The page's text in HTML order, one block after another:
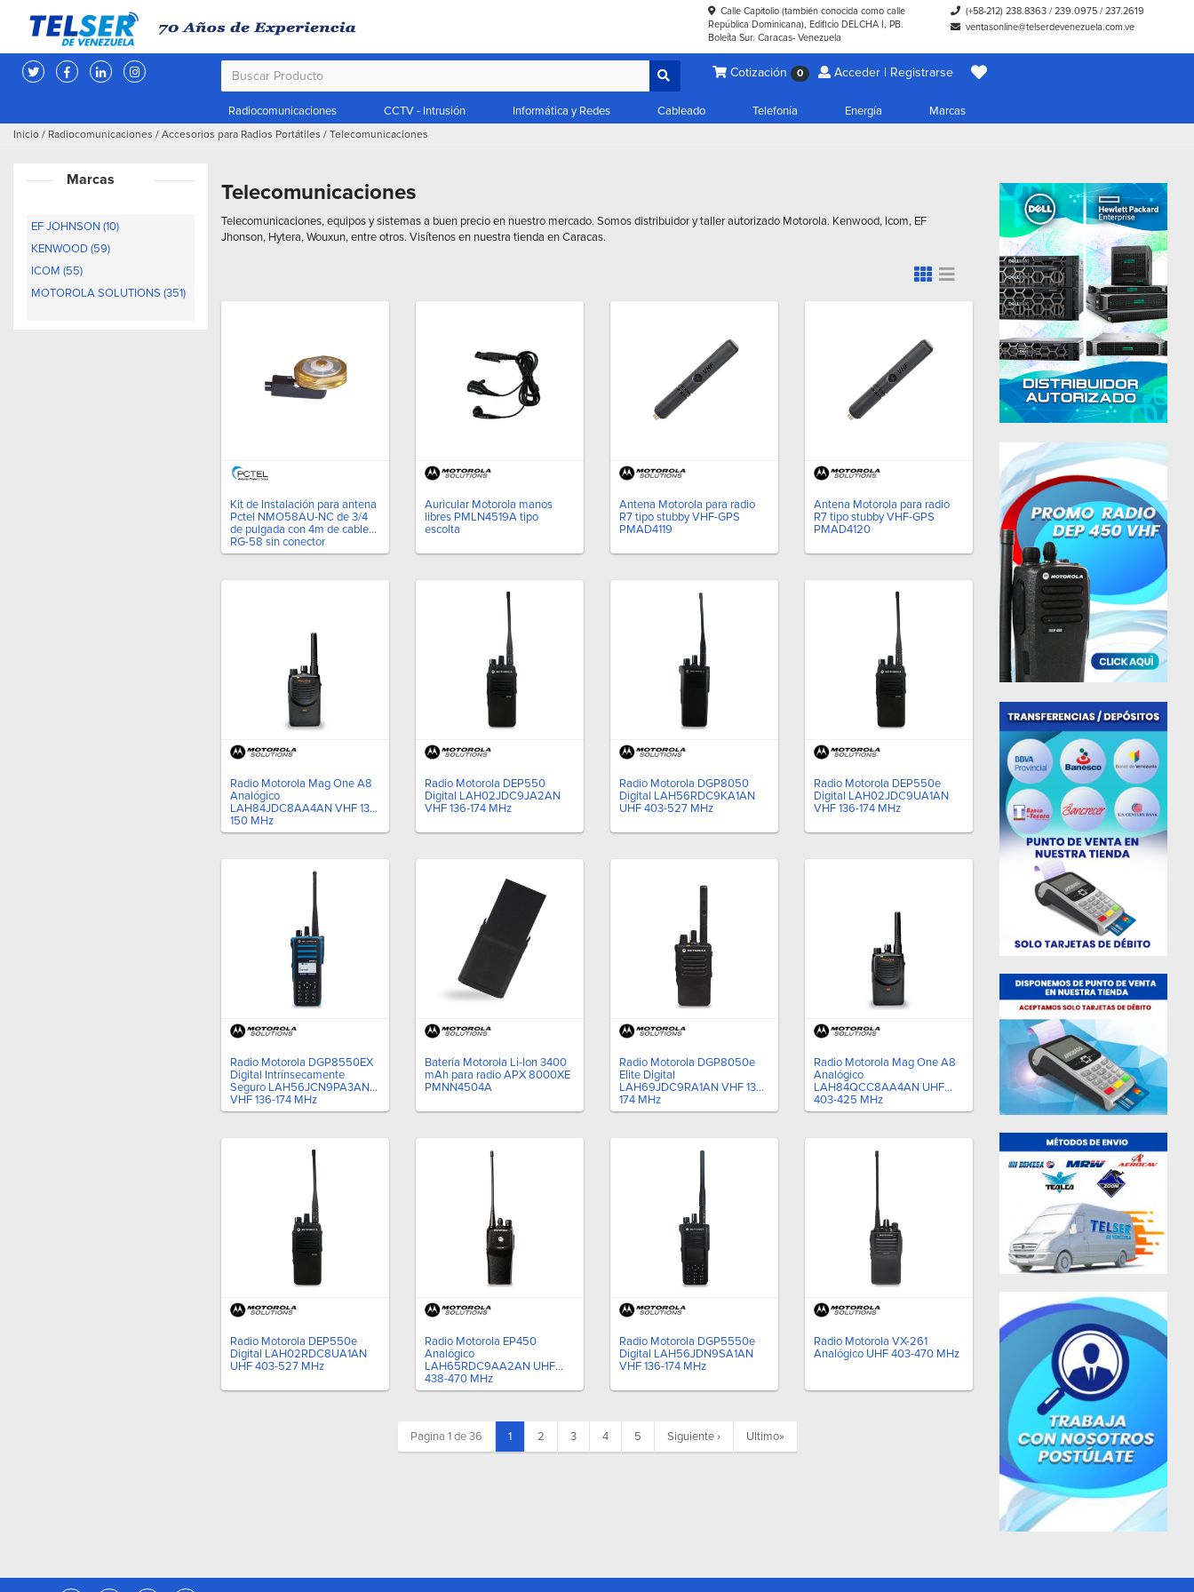
Calle Capitolio (también conocida como calle
República Dominicana), Edificio DELCHA I, PB.
Boleíta Sur. Caracas- Venezuela
(+58-212) 238.8363 /239.0975 /237.2619
ventasonline@telserdevenezuela.com.ve
Cotización 0 Acceder | Registrarse
Radiocomunicaciones CCTV - Intrusión Informática y Redes Cableado Telefonía Energía Marcas
Inicio / Radiocomunicaciones / Accesorios para Radios Portátiles / Telecomunicaciones
Marcas
EF JOHNSON (10)
KENWOOD (59)
ICOM (55)
MOTOROLA SOLUTIONS (351)
Telecomunicaciones
Telecomunicaciones, equipos y sistemas a buen precio en nuestro mercado. Somos distribuidor y taller autorizado Motorola. Kenwood, Icom, EF
Jhonson, Hytera, Wouxun, entre otros. Visítenos en nuestra tienda en Caracas.
Kit de Instalación para antena
Pctel NMO58AU-NC de 3/4
de pulgada con 4m de cable
RG-58 sin conector
Auricular Motorola manos
libres PMLN4519A tipo
escolta
Antena Motorola para radio
R7 tipo stubby VHF-GPS
PMAD4119
Antena Motorola para radio
R7 tipo stubby VHF-GPS
PMAD4120
Radio Motorola Mag One A8
Analógico
LAH84JDC8AA4AN VHF 136-
150 MHz
Radio Motorola DEP550
Digital LAH02JDC9JA2AN
VHF 136-174 MHz
Radio Motorola DGP8050
Digital LAH56RDC9KA1AN
UHF 403-527 MHz
Radio Motorola DEP550e
Digital LAH02JDC9UA1AN
VHF 136-174 MHz
Radio Motorola DGP8550EX
Digital Intrínsecamente
Seguro LAH56JCN9PA3AN
VHF 136-174 MHz
Batería Motorola Li-Ion 3400
mAh para radio APX 8000XE
PMNN4504A
Radio Motorola DGP8050e
Elite Digital
LAH69JDC9RA1AN VHF 136-
174 MHz
Radio Motorola Mag One A8
Analógico
LAH84QCC8AA4AN UHF
403-425 MHz
Radio Motorola DEP550e
Digital LAH02RDC8UA1AN
UHF 403-527 MHz
Radio Motorola EP450
Analógico
LAH65RDC9AA2AN UHF
438-470 MHz
Radio Motorola DGP5550e
Digital LAH56JDN9SA1AN
VHF 136-174 MHz
Radio Motorola VX-261
Analógico UHF 403-470 MHz
Pagina 1 de 36 1(current)
2 3 4 5 Siguiente› Ultimo»